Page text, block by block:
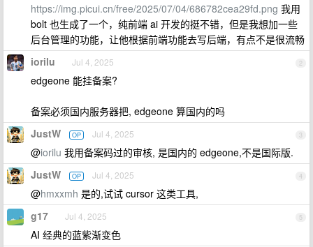
https://img.picui.cn/free/2025/07/04/686782cea29fd.png 我用
bolt 也生成了一个，纯前端 ai 开发的挺不错，但是我想加一些
后台管理的功能，让他根据前端功能去写后端，有点不是很流畅
2
iorilu Jul 4, 2025
edgeone 能挂备案?
备案必须国内服务器把, edgeone 算国内的吗
3
JustW OP Jul 4, 2025
@iorilu 我用备案码过的审核, 是国内的 edgeone,不是国际版.
4
JustW OP Jul 4, 2025
@hmxxmh 是的,试试 cursor 这类工具,
5
g17 Jul 4, 2025
AI 经典的蓝紫渐变色